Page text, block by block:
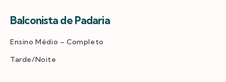
Balconista de Padaria
Ensino Médio – Completo
Tarde/Noite